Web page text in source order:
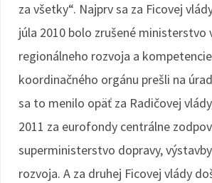
za všetky“. Najprv sa za Ficovej
júla 2010 bolo zrušené ministerstvo
regionálneho rozvoja a
koordinačného orgánu prešli na
sa to menilo opäť za Radičovej
2011 za eurofondy centrálne
superministerstvo dopravy,
rozvoja. A za druhej Ficovej vlády